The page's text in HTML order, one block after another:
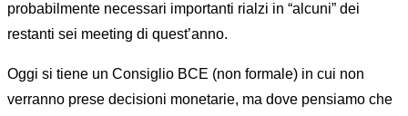
probabilmente necessari importanti rialzi in “alcuni” dei
restanti sei meeting di quest’anno.
Oggi si tiene un Consiglio BCE (non formale) in cui non
verranno prese decisioni monetarie, ma dove pensiamo che